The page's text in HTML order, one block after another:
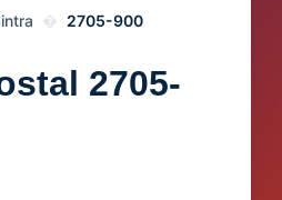
2705-900
2705-